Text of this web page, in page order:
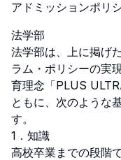
アドミッションポリ
法学部
法学部は、上に掲げ
ラム・ポリシーの実
育理念「PLUS
ともに、次のような
す。
1．知識
高校卒業までの段階